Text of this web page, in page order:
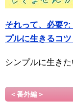
それって、必要
プルに生きるコ
シンプルに生き
＜番外編＞